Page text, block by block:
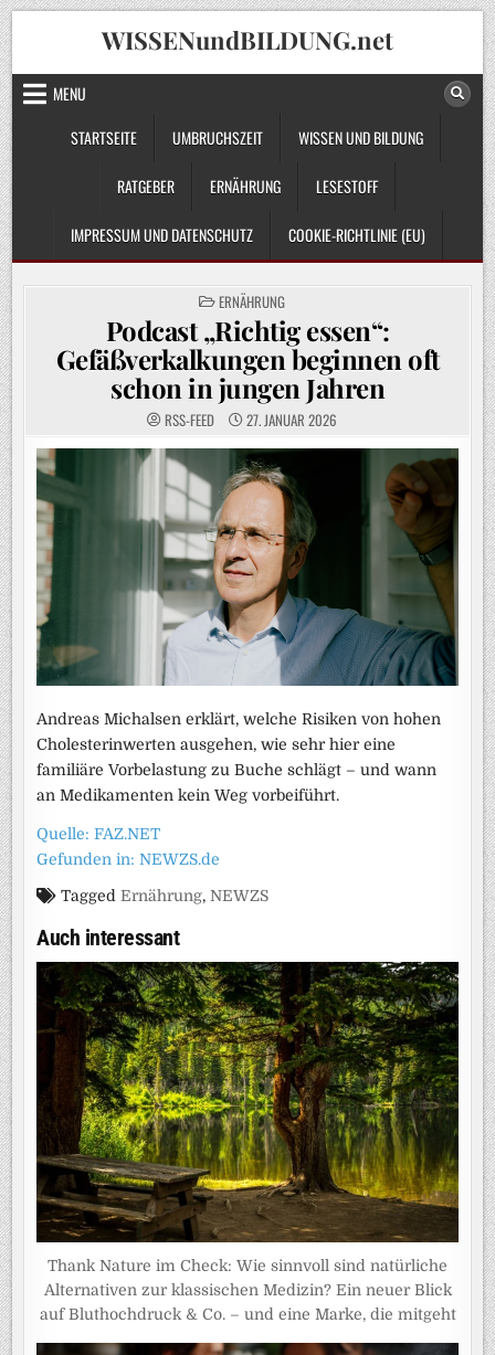
Skip
to
content
WISSENundBILDUNG.net
MENU
STARTSEITE
UMBRUCHSZEIT WISSEN UND BILDUNG
RATGEBER ERNÄHRUNG LESESTOFF
IMPRESSUM UND DATENSCHUTZ COOKIE-RICHTLINIE (EU)
POSTED
IN
ERNÄHRUNG
Podcast „Richtig essen“:
Gefäßverkalkungen beginnen oft
schon in jungen Jahren
RSS-FEED 27. JANUAR 2026
Andreas Michalsen erklärt, welche Risiken von hohen
Cholesterinwerten ausgehen, wie sehr hier eine
familiäre Vorbelastung zu Buche schlägt – und wann
an Medikamenten kein Weg vorbeiführt.
Quelle: FAZ.NET
Gefunden in: NEWZS.de
TaggedErnährung,NEWZS
Auch interessant
Thank Nature im Check: Wie sinnvoll sind natürliche
Alternativen zur klassischen Medizin? Ein neuer Blick
auf Bluthochdruck & Co. – und eine Marke, die mitgeht